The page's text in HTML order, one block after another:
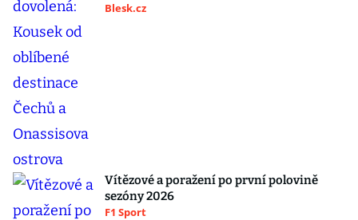
Blesk.cz
Vítězové a poražení po první polovině
sezóny 2026
F1 Sport